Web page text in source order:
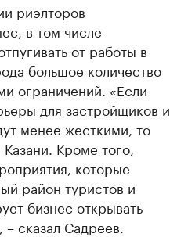
риэлторов
в том числе
от работы в
большое количество
ограничений. «Если
для застройщиков и
менее жесткими, то
Кроме того,
которые
район туристов и
бизнес открывать
сказал Садреев.